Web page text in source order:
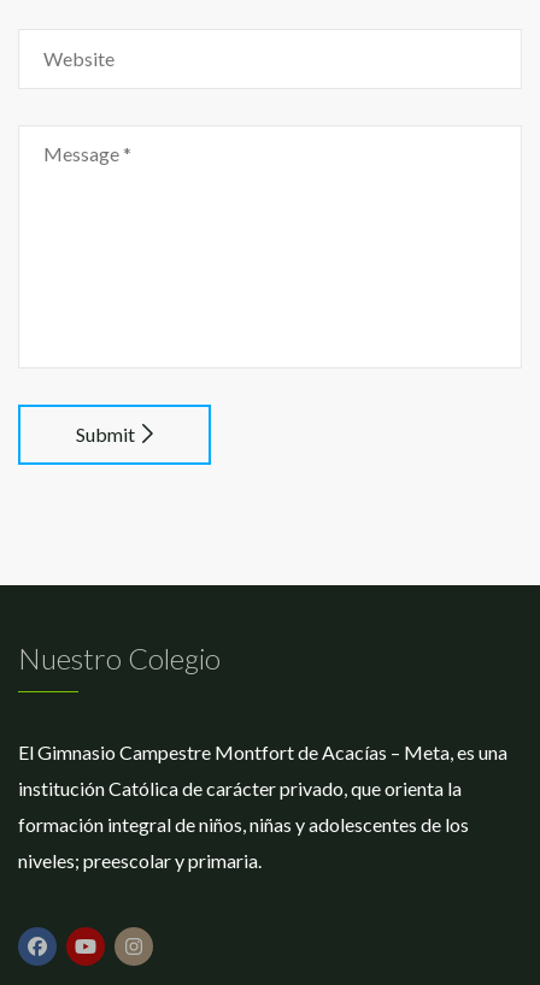
Submit
Nuestro Colegio
El Gimnasio Campestre Montfort de Acacías – Meta, es una
institución Católica de carácter privado, que orienta la
formación integral de niños, niñas y adolescentes de los
niveles; preescolar y primaria.